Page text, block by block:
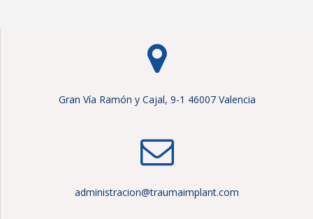
Gran Vía Ramón y Cajal, 9-1 46007 Valencia
administracion@traumaimplant.com